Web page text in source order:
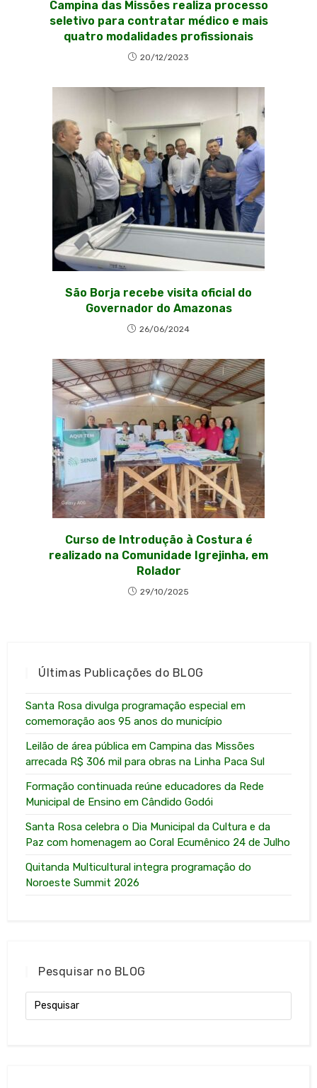
Campina das Missões realiza processo
seletivo para contratar médico e mais
quatro modalidades profissionais
20/12/2023
São Borja recebe visita oficial do
Governador do Amazonas
26/06/2024
Curso de Introdução à Costura é
realizado na Comunidade Igrejinha, em
Rolador
29/10/2025
Últimas Publicações do BLOG
Santa Rosa divulga programação especial em
comemoração aos 95 anos do município
Leilão de área pública em Campina das Missões
arrecada R$ 306 mil para obras na Linha Paca Sul
Formação continuada reúne educadores da Rede
Municipal de Ensino em Cândido Godói
Santa Rosa celebra o Dia Municipal da Cultura e da
Paz com homenagem ao Coral Ecumênico 24 de Julho
Quitanda Multicultural integra programação do
Noroeste Summit 2026
Pesquisar no BLOG